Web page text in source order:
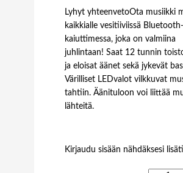
Lyhyt yhteenvetoOta musiikki
kaikkialle vesitiiviissä Bluetooth-
kaiuttimessa, joka on valmiina
juhlintaan! Saat 12 tunnin
ja eloisat äänet sekä jykevät
Värilliset LEDvalot vilkkuvat
tahtiin. Äänituloon voi liittää
lähteitä.
Kirjaudu sisään nähdäksesi